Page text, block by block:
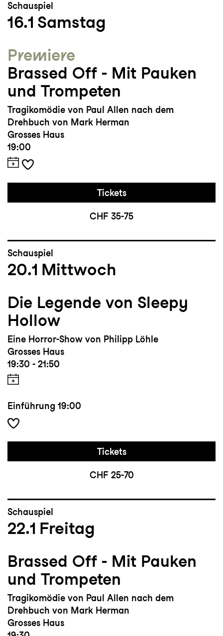
Schauspiel
16.1 Samstag
Premiere
Brassed Off - Mit Pauken
und Trompeten
Tragikomödie von Paul Allen nach dem
Drehbuch von Mark Herman
Grosses Haus
19:00
Tickets
CHF 35-75
Schauspiel
20.1 Mittwoch
Die Legende von Sleepy
Hollow
Eine Horror-Show von Philipp Löhle
Grosses Haus
19:30 - 21:50
Einführung 19:00
Tickets
CHF 25-70
Schauspiel
22.1 Freitag
Brassed Off - Mit Pauken
und Trompeten
Tragikomödie von Paul Allen nach dem
Drehbuch von Mark Herman
Grosses Haus